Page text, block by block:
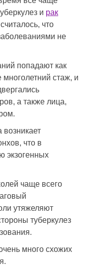
и рак
что
не
попадают как
стаж, и
а также лица,
возникает
что в
экзогенных
чаще всего
утяжеляют
туберкулез
много схожих